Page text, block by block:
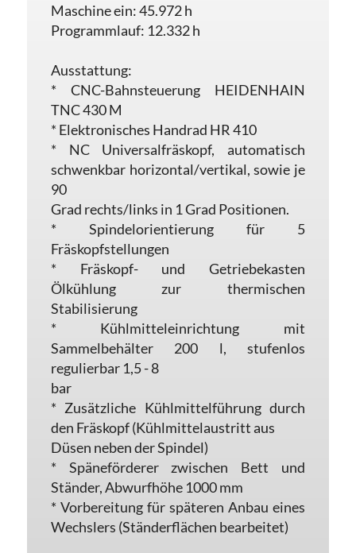
Maschine ein: 45.972 h
Programmlauf: 12.332 h
Ausstattung:
* CNC-Bahnsteuerung HEIDENHAIN
TNC 430 M
* Elektronisches Handrad HR 410
* NC Universalfräskopf, automatisch
schwenkbar horizontal/vertikal, sowie je
90
Grad rechts/links in 1 Grad Positionen.
* Spindelorientierung für 5
Fräskopfstellungen
* Fräskopf- und Getriebekasten
Ölkühlung zur thermischen
Stabilisierung
* Kühlmitteleinrichtung mit
Sammelbehälter 200 l, stufenlos
regulierbar 1,5 - 8
bar
* Zusätzliche Kühlmittelführung durch
den Fräskopf (Kühlmittelaustritt aus
Düsen neben der Spindel)
* Späneförderer zwischen Bett und
Ständer, Abwurfhöhe 1000 mm
* Vorbereitung für späteren Anbau eines
Wechslers (Ständerflächen bearbeitet)